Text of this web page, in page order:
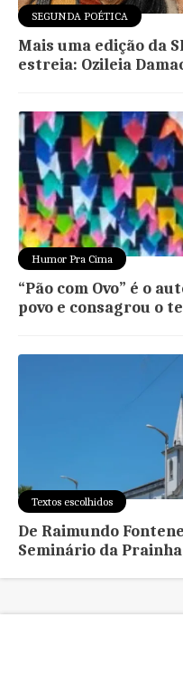
SEGUNDA POÉTICA
Mais uma edição da
estreia: Ozileia
Humor Pra Cima
“Pão com Ovo” é o
povo e consagrou o
Textos escolhidos
De Raimundo
Seminário da